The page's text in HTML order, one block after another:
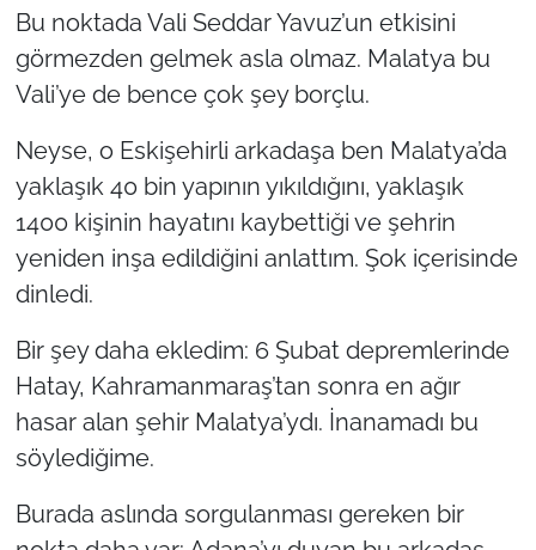
Bu noktada Vali Seddar Yavuz’un etkisini
görmezden gelmek asla olmaz. Malatya bu
Vali’ye de bence çok şey borçlu.
Neyse, o Eskişehirli arkadaşa ben Malatya’da
yaklaşık 40 bin yapının yıkıldığını, yaklaşık
1400 kişinin hayatını kaybettiği ve şehrin
yeniden inşa edildiğini anlattım. Şok içerisinde
dinledi.
Bir şey daha ekledim: 6 Şubat depremlerinde
Hatay, Kahramanmaraş’tan sonra en ağır
hasar alan şehir Malatya’ydı. İnanamadı bu
söylediğime.
Burada aslında sorgulanması gereken bir